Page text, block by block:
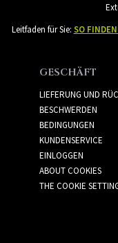
Leitfaden für Sie: SO
GESCHÄFT
LIEFERUNG UND
BESCHWERDEN
BEDINGUNGEN
KUNDENSERVICE
EINLOGGEN
ABOUT COOKIES
THE COOKIE